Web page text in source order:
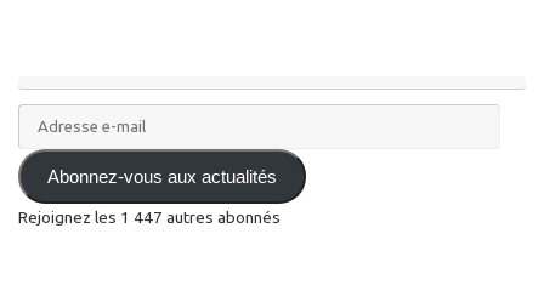
Adresse
e-
mail Abonnez-vous aux actualités
Rejoignez les 1 447 autres abonnés